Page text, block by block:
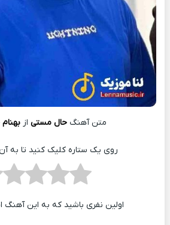
متن آهنگ حال مستی از
روی یک ستاره کلیک کنید تا به
اولین نفری باشید که به این آهنگ